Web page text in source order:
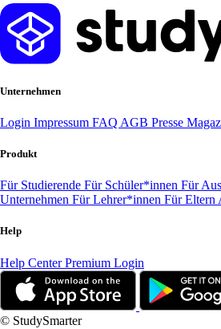
Unternehmen
Login Impressum FAQ AGB Presse
Produkt
Für Studierende Für Schüler*innen Für
Unternehmen Für Lehrer*innen Für Eltern
Help
Help CenterPremium Login
© StudySmarter